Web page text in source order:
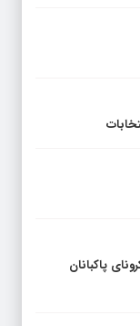
پاکبانان